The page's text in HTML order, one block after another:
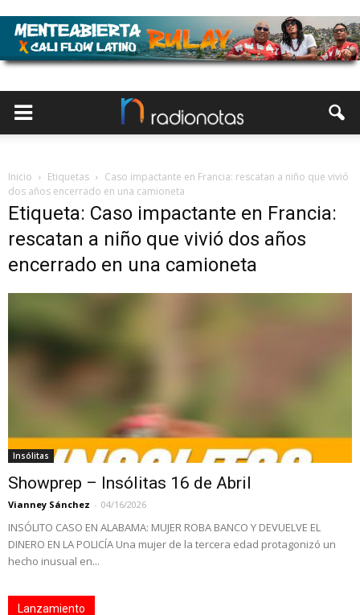
Inicio Etiquetas
Caso impactante en Francia: rescatan a niño que vivió
dos años encerrado en una camioneta
Etiqueta: Caso impactante en Francia:
rescatan a niño que vivió dos años
encerrado en una camioneta
Insólitas
Showprep – Insólitas 16 de Abril
Vianney Sánchez - 04/16/2026
INSÓLITO CASO EN ALABAMA: MUJER ROBA BANCO Y DEVUELVE EL
DINERO EN LA POLICÍA Una mujer de la tercera edad protagonizó un
hecho inusual en...
Lanzamiento